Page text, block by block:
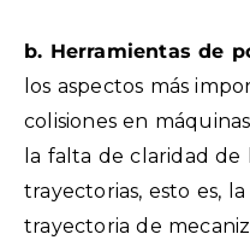
b. Herramientas de
los aspectos más
colisiones en
la falta de claridad de
trayectorias, esto es,
trayectoria de